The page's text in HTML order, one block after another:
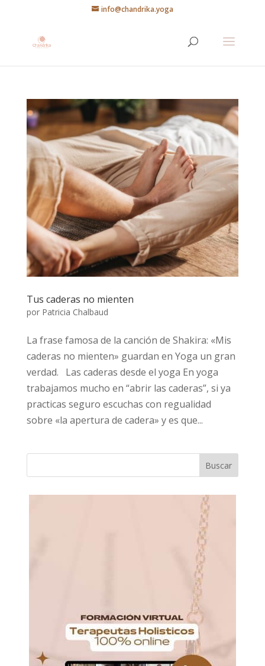
info@chandrika.yoga
Tus caderas no mienten
por Patricia Chalbaud
La frase famosa de la canción de Shakira: «Mis
caderas no mienten» guardan en Yoga un gran
verdad. Las caderas desde el yoga En yoga
trabajamos mucho en “abrir las caderas”, si ya
practicas seguro escuchas con regualidad
sobre «la apertura de cadera» y es que...